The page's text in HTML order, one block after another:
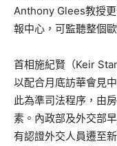
Anthony Glees教授
報中心，可監聽整個
首相施紀賢（Keir
以配合月底訪華會見
此為準司法程序，由
素。內政部及外交部
有認證外交人員遷至